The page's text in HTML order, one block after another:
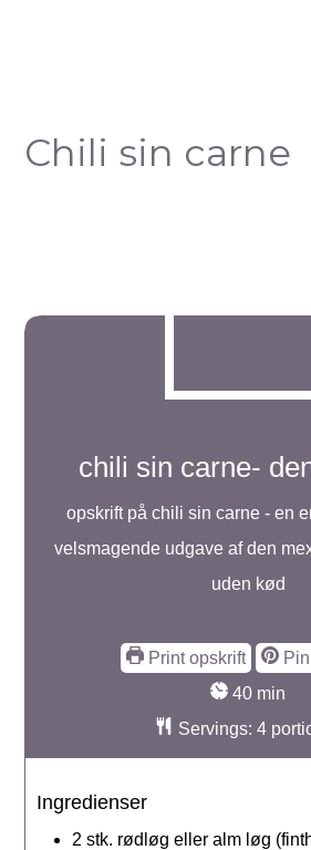
Chili sin carne
chili sin carne-
opskrift på chili sin carne - en
velsmagende udgave af den
uden kød
Print opskrift
Pin
40minutter
min
Servings: 4
Ingredienser
2 stk. rødløg eller alm løg